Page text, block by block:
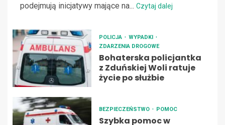
podejmują inicjatywy mające na... Czytaj dalej
POLICJA
WYPADKI
ZDARZENIA DROGOWE
Bohaterska policjantka
z Zduńskiej Woli ratuje
życie po służbie
BEZPIECZEŃSTWO POMOC
Szybka pomoc w